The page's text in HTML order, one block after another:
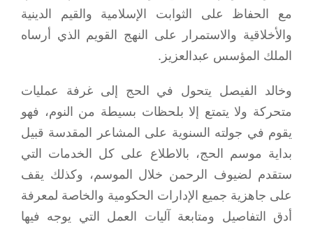
مع الحفاظ على الثوابت الإسلامية والقيم الدينية
والأخلاقية والاستمرار على النهج القويم الذي أرساه
الملك المؤسس عبدالعزيز.
وخالد الفيصل يتحول في الحج إلى غرفة عمليات
متحركة ولا يتمتع إلا بلحظات بسيطة من النوم، فهو
يقوم في جولته السنوية على المشاعر المقدسة قبيل
بداية موسم الحج، بالاطلاع على كل الخدمات التي
ستقدم لضيوف الرحمن خلال الموسم، وكذلك يقف
على جاهزية جميع الإدارات الحكومية والخاصة لمعرفة
أدق التفاصيل ومتابعة آليات العمل التي يوجه فيها